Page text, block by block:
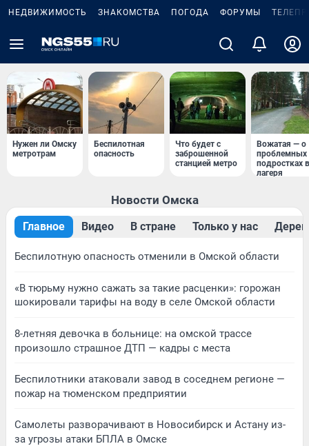
НЕДВИЖИМОСТЬ ЗНАКОМСТВА ПОГОДА ФОРУМЫ
Нужен ли Омску
метротрам
Беспилотная
опасность
Что будет с
заброшенной
станцией метро
Вожатая — о
проблемных
подростках в
лагеря
Новости Омска
Главное Видео В стране Только у нас
Беспилотную опасность отменили в Омской области
«В тюрьму нужно сажать за такие расценки»: горожан
шокировали тарифы на воду в селе Омской области
8-летняя девочка в больнице: на омской трассе
произошло страшное ДТП — кадры с места
Беспилотники атаковали завод в соседнем регионе —
пожар на тюменском предприятии
Самолеты разворачивают в Новосибирск и Астану из-
за угрозы атаки БПЛА в Омске